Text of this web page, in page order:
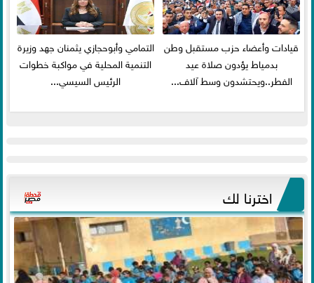
قيادات وأعضاء حزب مستقبل وطن
بدمياط يؤدون صلاة عيد
الفطر..ويحتشدون وسط آلاف...
التمامي وأبوحجازي يثمنان جهد وزيرة
التنمية المحلية في مواكبة خطوات
الرئيس السيسي...
اخترنا لك